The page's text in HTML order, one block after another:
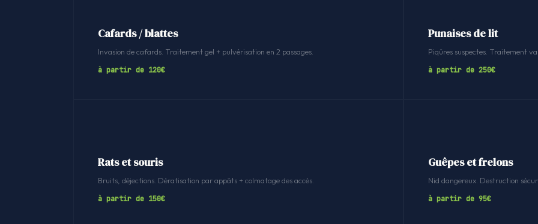
Cafards / blattes
Invasion de cafards. Traitement gel + pulvérisation en 2 passages.
à partir de 120€
Punaises de lit
Piqûres suspectes. Traitement
à partir de 250€
Rats et souris
Bruits, déjections. Dératisation par appâts + colmatage des accès.
à partir de 150€
Guêpes et frelons
Nid dangereux. Destruction
à partir de 95€